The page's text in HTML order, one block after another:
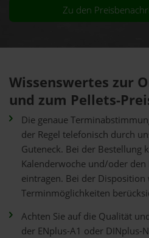
Zu den
Wissenswertes zur
und zum Pellets-
Die genaue
der Regel telefonisch durch
Guteneck. Bei der Bestellung
Kalenderwoche und/oder
eintragen. Bei der
Terminmöglichkeiten
Achten Sie auf die Qualität
der ENplus-A1 oder DINplus-